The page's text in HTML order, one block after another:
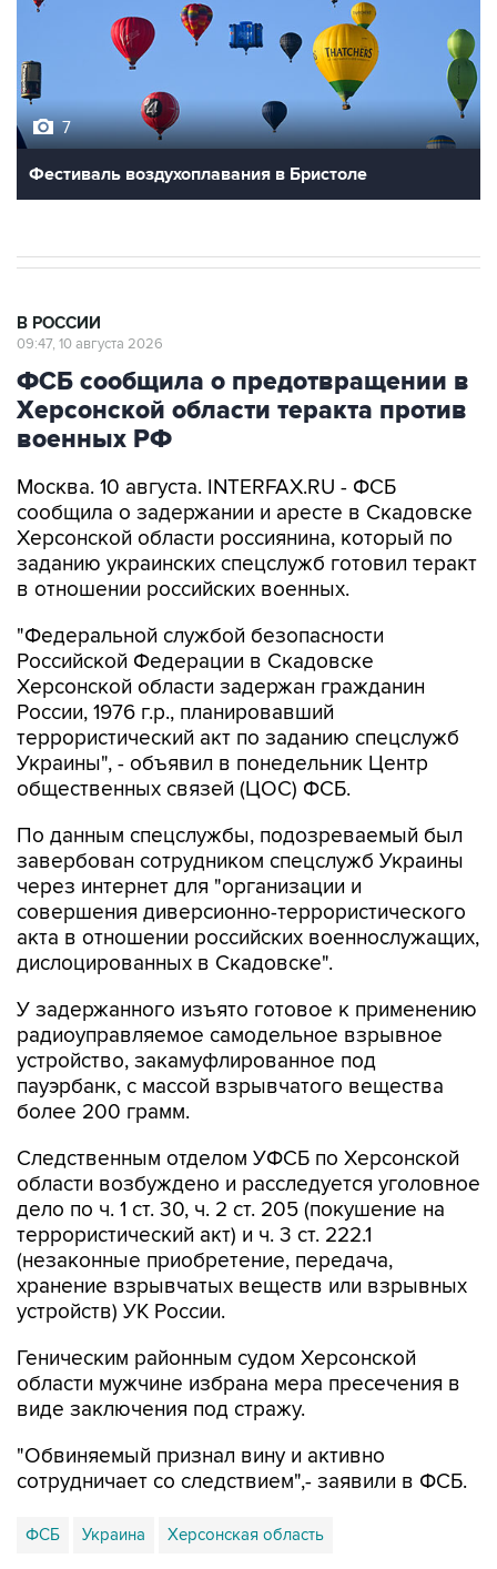
7
Фестиваль воздухоплавания в Бристоле
В РОССИИ
09:47, 10 августа 2026
ФСБ сообщила о предотвращении в
Херсонской области теракта против
военных РФ
Москва. 10 августа. INTERFAX.RU - ФСБ
сообщила о задержании и аресте в Скадовске
Херсонской области россиянина, который по
заданию украинских спецслужб готовил теракт
в отношении российских военных.
"Федеральной службой безопасности
Российской Федерации в Скадовске
Херсонской области задержан гражданин
России, 1976 г.р., планировавший
террористический акт по заданию спецслужб
Украины", - объявил в понедельник Центр
общественных связей (ЦОС) ФСБ.
По данным спецслужбы, подозреваемый был
завербован сотрудником спецслужб Украины
через интернет для "организации и
совершения диверсионно-террористического
акта в отношении российских военнослужащих,
дислоцированных в Скадовске".
У задержанного изъято готовое к применению
радиоуправляемое самодельное взрывное
устройство, закамуфлированное под
пауэрбанк, с массой взрывчатого вещества
более 200 грамм.
Следственным отделом УФСБ по Херсонской
области возбуждено и расследуется уголовное
дело по ч. 1 ст. 30, ч. 2 ст. 205 (покушение на
террористический акт) и ч. 3 ст. 222.1
(незаконные приобретение, передача,
хранение взрывчатых веществ или взрывных
устройств) УК России.
Геническим районным судом Херсонской
области мужчине избрана мера пресечения в
виде заключения под стражу.
"Обвиняемый признал вину и активно
сотрудничает со следствием",- заявили в ФСБ.
ФСБ Украина Херсонская область